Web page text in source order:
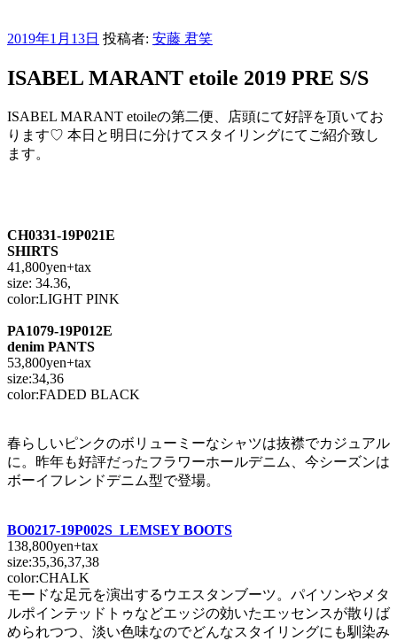
投
日:
2019年1月13日 投稿者: 安藤 君笑
ISABEL MARANT etoile 2019 PRE S/S
ISABEL MARANT etoileの第二便、店頭にて好評を頂いてお
ります♡ 本日と明日に分けてスタイリングにてご紹介致し
ます。
CH0331-19P021E
SHIRTS
41,800yen+tax
size: 34.36,
color:LIGHT PINK
PA1079-19P012E
denim PANTS
53,800yen+tax
size:34,36
color:FADED BLACK
春らしいピンクのボリューミーなシャツは抜襟でカジュアル
に。昨年も好評だったフラワーホールデニム、今シーズンは
ボーイフレンドデニム型で登場。
BO0217-19P002S LEMSEY BOOTS
138,800yen+tax
size:35,36,37,38
color:CHALK
モードな足元を演出するウエスタンブーツ。パイソンやメタ
ルポインテッドトゥなどエッジの効いたエッセンスが散りば
められつつ、淡い色味なのでどんなスタイリングにも馴染み